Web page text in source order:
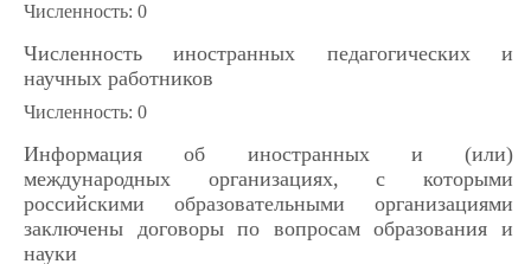
Численность: 0
Численность иностранных педагогических и
научных работников
Численность: 0
Информация об иностранных и (или)
международных организациях, с которыми
российскими образовательными организациями
заключены договоры по вопросам образования и
науки